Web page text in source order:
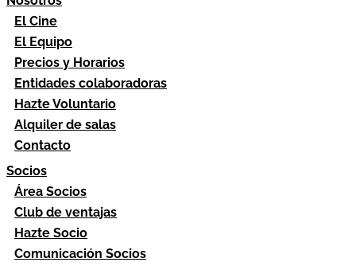
El Cine
El Equipo
Precios y Horarios
Entidades colaboradoras
Hazte Voluntario
Alquiler de salas
Contacto
Socios
Área Socios
Club de ventajas
Hazte Socio
Comunicación Socios